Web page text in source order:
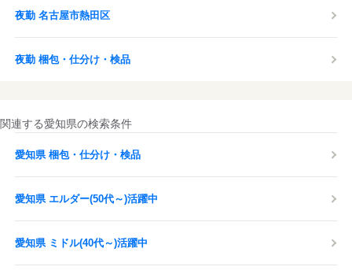
夜勤 名古屋市熱田区
夜勤 梱包・仕分け・検品
関連する愛知県の検索条件
愛知県 梱包・仕分け・検品
愛知県 エルダー(50代～)活躍中
愛知県 ミドル(40代～)活躍中